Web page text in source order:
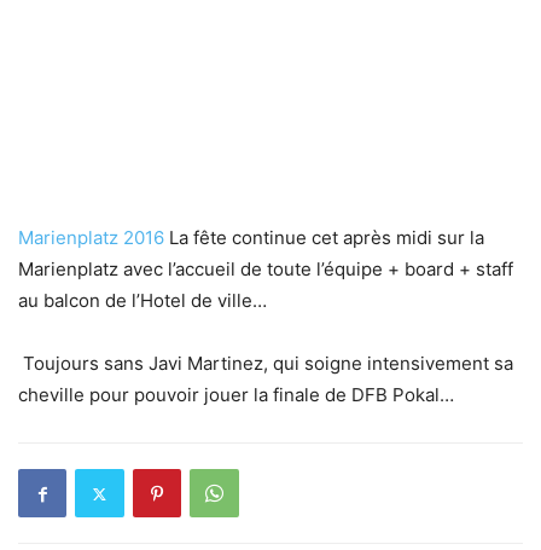
Marienplatz 2016 La fête continue cet après midi sur la
Marienplatz avec l’accueil de toute l’équipe + board + staff
au balcon de l’Hotel de ville…
Toujours sans Javi Martinez, qui soigne intensivement sa
cheville pour pouvoir jouer la finale de DFB Pokal…